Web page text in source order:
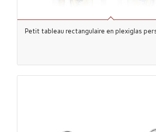
Petit tableau rectangulaire en plexiglas